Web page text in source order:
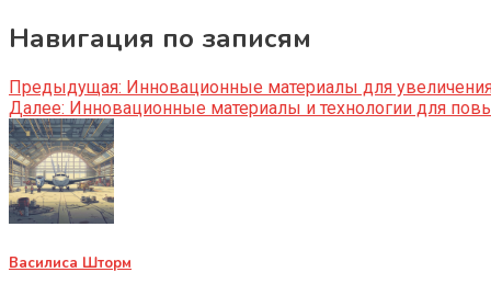
Навигация по записям
Предыдущая: Инновационные материалы для
Далее: Инновационные материалы и технологии для
Василиса Шторм